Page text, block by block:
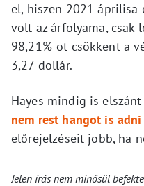
el, hiszen 2021
volt az árfolyama, csak
98,21%-ot csökkent a
3,27 dollár.
Hayes mindig is
nem rest hangot is adni
előrejelzéseit jobb, ha
Jelen írás nem minősül